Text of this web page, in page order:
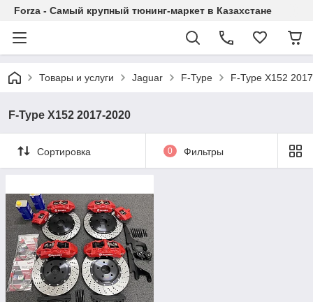
Forza - Самый крупный тюнинг-маркет в Казахстане
Товары и услуги Jaguar F-Type F-Type X152
F-Type X152 2017-2020
Сортировка 0 Фильтры